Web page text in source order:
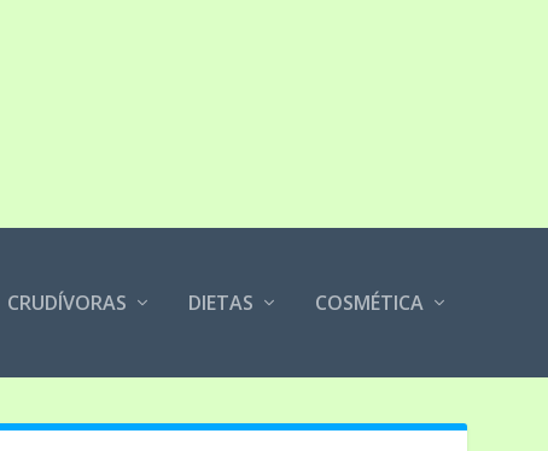
CRUDÍVORAS DIETAS COSMÉTICA